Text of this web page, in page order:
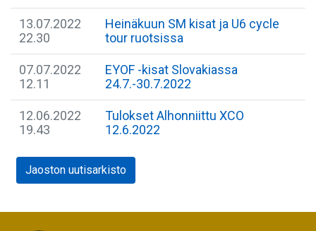
13.07.2022
22.30
Heinäkuun SM kisat ja U6 cycle
tour ruotsissa
07.07.2022
12.11
EYOF -kisat Slovakiassa
24.7.-30.7.2022
12.06.2022
19.43
Tulokset Alhonniittu XCO
12.6.2022
Jaoston uutisarkisto